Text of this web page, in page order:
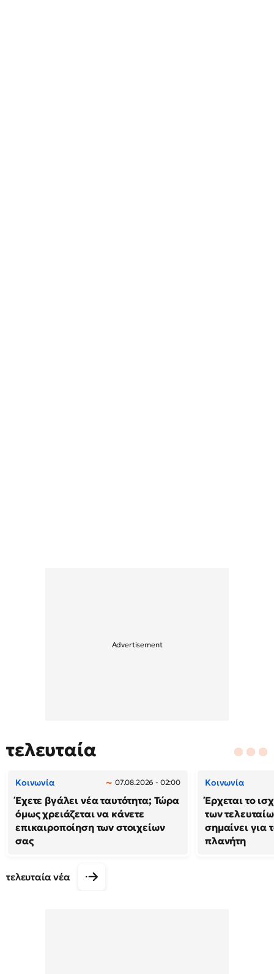
τελευταία
Κοινωνία 07.08.2026 - 02:00
Έχετε βγάλει νέα ταυτότητα; Τώρα
όμως χρειάζεται να κάνετε
επικαιροποίηση των στοιχείων
σας
Κοινωνία
Έρχεται το
των
σημαίνει για
πλανήτη
τελευταία νέα